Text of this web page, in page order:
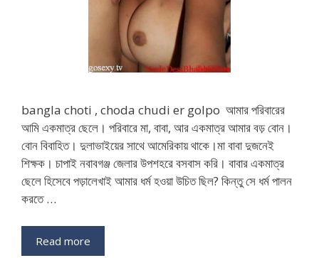
bangla choti , choda chudi er golpo আমার পরিবারের
আমি একমাত্র ছেলে। পরিবারে মা, বাবা, আর একমাত্র আমার বড় বোন।
বোন বিবাহিত। দুলাভাইয়ের সাথে আমেরিকায় থাকে।মা বাবা দুজনেই
শিক্ষক। চাপাই নবাবগঞ্জ জেলার উপশহরে বসবাস করি। বাবার একমাত্র
ছেলে হিসেবে পড়ালেখাই আমার ধর্ম হওয়া উচিত ছিল? কিন্তু সে ধর্ম পালন
করতে …
Read more